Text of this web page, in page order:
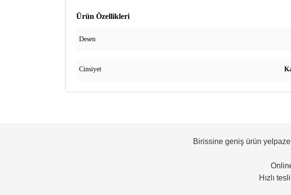
Ürün Özellikleri
Desen
Cinsiyet
Birissine geniş ürün
Hızlı